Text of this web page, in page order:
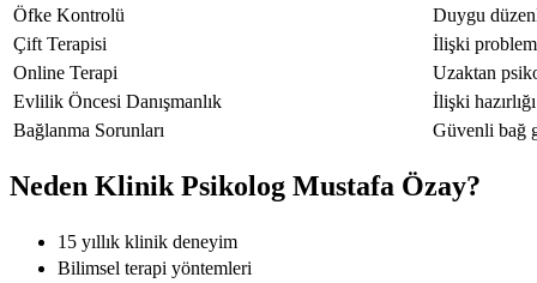
Öfke Kontrolü
Duygu
Çift Terapisi
İlişki
Online Terapi
Uzaktan
Evlilik Öncesi Danışmanlık
İlişki hazırlığı
Bağlanma Sorunları
Güvenli bağ
Neden Klinik Psikolog Mustafa Özay?
15 yıllık klinik deneyim
Bilimsel terapi yöntemleri